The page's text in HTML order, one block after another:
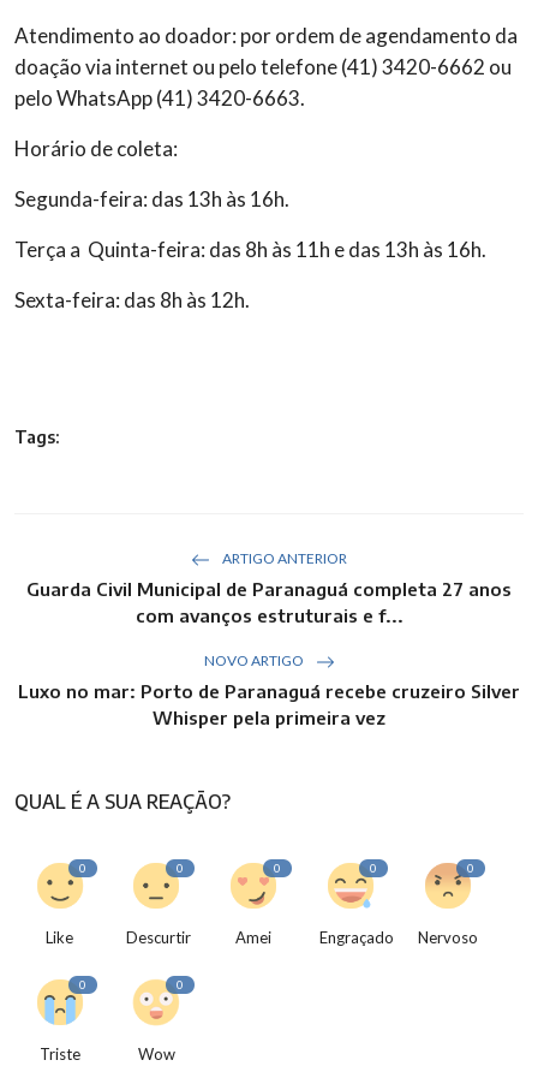
Atendimento ao doador: por ordem de agendamento da
doação via internet ou pelo telefone (41) 3420-6662 ou
pelo WhatsApp (41) 3420-6663.
Horário de coleta:
Segunda-feira: das 13h às 16h.
Terça a Quinta-feira: das 8h às 11h e das 13h às 16h.
Sexta-feira: das 8h às 12h.
Tags:
ARTIGO ANTERIOR
Guarda Civil Municipal de Paranaguá completa 27 anos
com avanços estruturais e f...
NOVO ARTIGO
Luxo no mar: Porto de Paranaguá recebe cruzeiro Silver
Whisper pela primeira vez
QUAL É A SUA REAÇÃO?
0
Like
0
Descurtir
0
Amei
0
Engraçado
0
Nervoso
0
Triste
0
Wow